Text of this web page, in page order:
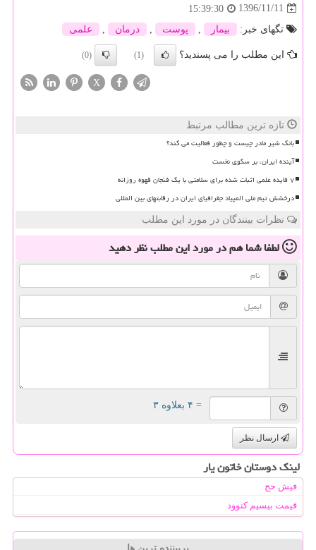
1396/11/11
15:39:30
تگهای خبر:
بیمار پوست درمان علمی
این مطلب را می پسندید؟ (1)
(0)
X
تازه ترین مطالب مرتبط
بانک شیر مادر چیست و چطور فعالیت می کند؟
آینده ایران، بر سکوی نخست
۷ فایده علمی اثبات شده برای سلامتی با یک فنجان قهوه روزانه
درخشش تیم ملی المپیاد جغرافیای ایران در رقابتهای بین المللی
نظرات بینندگان در مورد این مطلب
لطفا شما همدر مورد این مطلبنظر دهید
= ۴ بعلاوه ۳
ارسال نظر
لینک دوستان خاتون یار
فیش حج
قیمت بیسیم کنوود